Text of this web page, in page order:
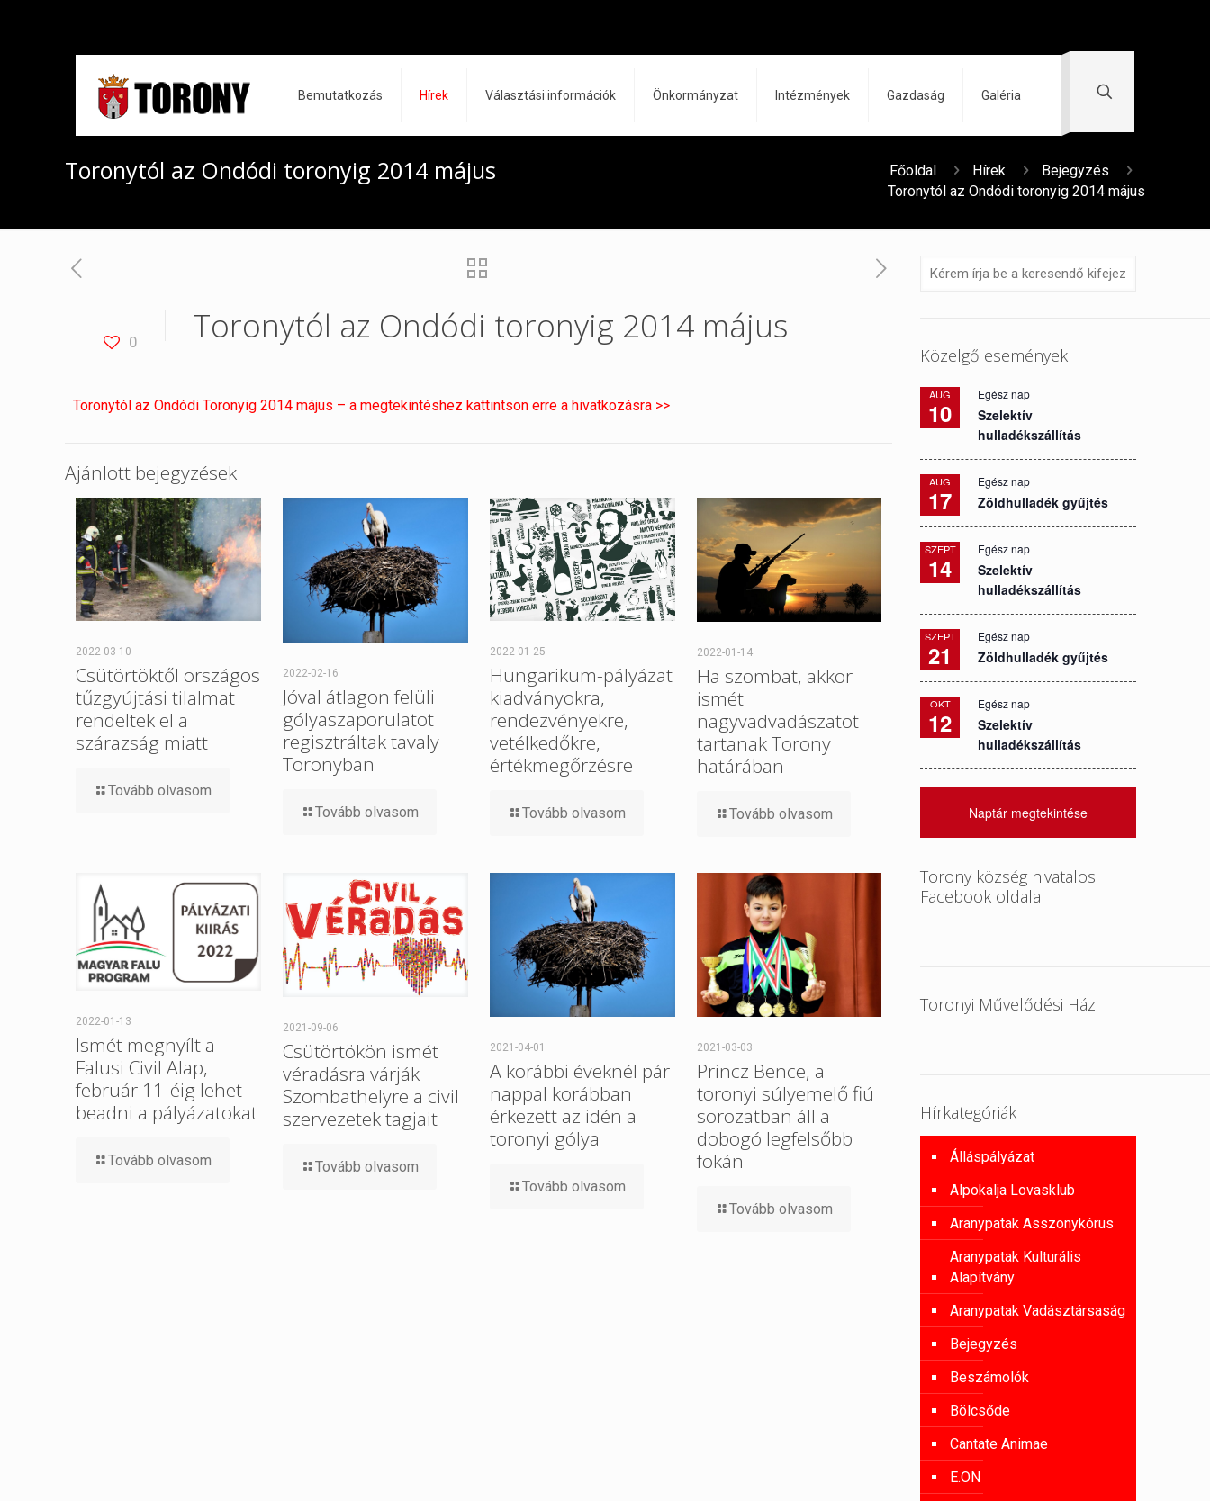
Bemutatkozás Hírek Választási információk Önkormányzat Intézmények Gazdaság Galéria
Toronytól az Ondódi toronyig 2014 május Főoldal Hírek
Bejegyzés
Toronytól az Ondódi toronyig 2014 május
0 Toronytól az Ondódi toronyig 2014 május
Toronytól az Ondódi Toronyig 2014 május – a megtekintéshez kattintson erre a hivatkozásra >>
Ajánlott bejegyzések
2022-03-10
Csütörtöktől országos
tűzgyújtási tilalmat
rendeltek el a
szárazság miatt
Tovább olvasom
2022-02-16
Jóval átlagon felüli
gólyaszaporulatot
regisztráltak tavaly
Toronyban
Tovább olvasom
2022-01-25
Hungarikum-pályázat
kiadványokra,
rendezvényekre,
vetélkedőkre,
értékmegőrzésre
Tovább olvasom
2022-01-14
Ha szombat, akkor
ismét
nagyvadvadászatot
tartanak Torony
határában
Tovább olvasom
2022-01-13
Ismét megnyílt a
Falusi Civil Alap,
február 11-éig lehet
beadni a pályázatokat
Tovább olvasom
2021-09-06
Csütörtökön ismét
véradásra várják
Szombathelyre a civil
szervezetek tagjait
Tovább olvasom
2021-04-01
A korábbi éveknél pár
nappal korábban
érkezett az idén a
toronyi gólya
Tovább olvasom
2021-03-03
Princz Bence, a
toronyi súlyemelő fiú
sorozatban áll a
dobogó legfelsőbb
fokán
Tovább olvasom
Közelgő események
AUG
10
Egész nap
Szelektív
hulladékszállítás
AUG
17
Egész nap
Zöldhulladék gyűjtés
SZEPT
14
Egész nap
Szelektív
hulladékszállítás
SZEPT
21
Egész nap
Zöldhulladék gyűjtés
OKT
12
Egész nap
Szelektív
hulladékszállítás
Naptár megtekintése
Torony község hivatalos
Facebook oldala
Toronyi Művelődési Ház
Hírkategóriák
Álláspályázat
Alpokalja Lovasklub
Aranypatak Asszonykórus
Aranypatak Kulturális
Alapítvány
Aranypatak Vadásztársaság
Bejegyzés
Beszámolók
Bölcsőde
Cantate Animae
E.ON